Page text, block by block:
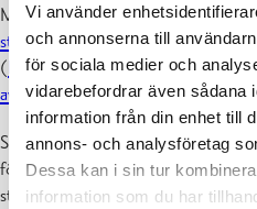
Vi använder
och annonserna till
för sociala medier och
vidarebefordrar även sådana
information från din enhet till
annons- och analysföretag
Dessa kan i sin tur
information som du har
Mera info, och
statliga miljöförvaltningens sidor
( https://www.ymparisto.fi/sv/
av-engangsnatur-enligt-msl/hamn)
Skicka in den ifyllda blankettentill
för att få reda på mera om
ställs på just er hamn.